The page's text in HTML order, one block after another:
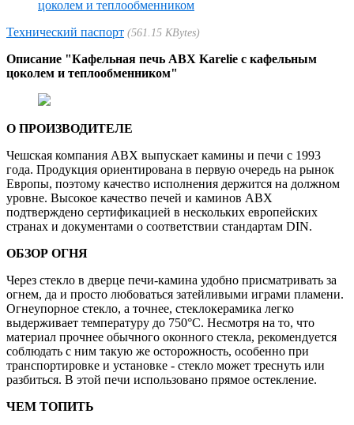
Технический паспорт 561.15 KBytes
Описание "Кафельная печь ABX Karelie с кафельным
цоколем и теплообменником"
О ПРОИЗВОДИТЕЛЕ
Чешская компания ABX выпускает камины и печи с 1993
года. Продукция ориентирована в первую очередь на рынок
Европы, поэтому качество исполнения держится на должном
уровне. Высокое качество печей и каминов АВХ
подтверждено сертификацией в нескольких европейских
странах и документами о соответствии стандартам DIN.
ОБЗОР ОГНЯ
Через стекло в дверце печи-камина удобно присматривать за
огнем, да и просто любоваться затейливыми играми пламени.
Огнеупорное стекло, а точнее, стеклокерамика легко
выдерживает температуру до 750°C. Несмотря на то, что
материал прочнее обычного оконного стекла, рекомендуется
соблюдать с ним такую же осторожность, особенно при
транспортировке и установке - стекло может треснуть или
разбиться. В этой печи использовано прямое остекление.
ЧЕМ ТОПИТЬ